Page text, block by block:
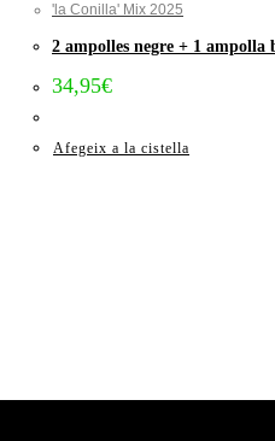
'la Conilla' Mix 2025
2 ampolles negre + 1 ampolla
34,95€
Afegeix a la cistella